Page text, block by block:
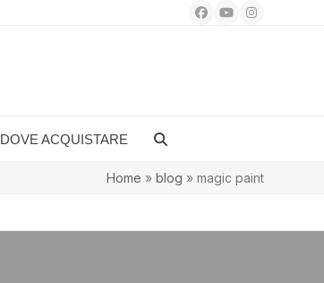
Facebook
YouTubeInstagram
DOVE ACQUISTARE
Home » blog » magic paint